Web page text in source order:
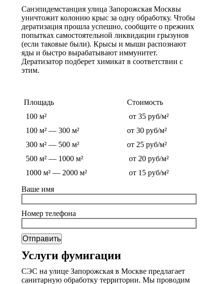
Санэпидемстанция улица Запорожская Москвы
уничтожит колонию крыс за одну обработку. Чтобы
дератизация прошла успешно, сообщите о прежних
попытках самостоятельной ликвидации грызунов
(если таковые были). Крысы и мыши распознают
яды и быстро вырабатывают иммунитет.
Дератизатор подберет химикат в соответствии с
этим.
Площадь
Стоимость
100 м²
от 35 руб/м²
100 м² — 300 м²
от 30 руб/м²
300 м² — 500 м²
от 25 руб/м²
500 м² — 1000 м²
от 20 руб/м²
1000 м² — 2000 м²
от 15 руб/м²
Ваше имя
Номер телефона
Услуги фумигации
СЭС на улице Запорожская в Москве предлагает
санитарную обработку территории. Мы проводим